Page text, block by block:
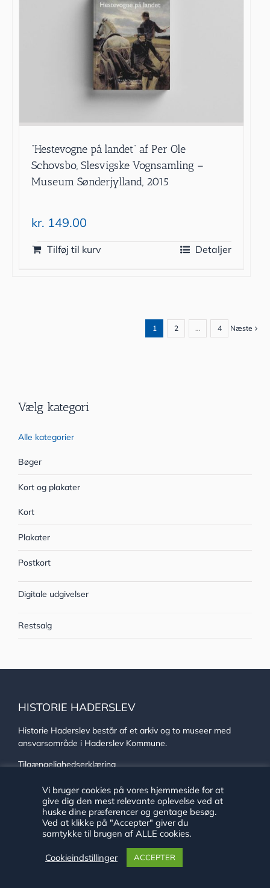
”Hestevogne på landet” af Per Ole
Schovsbo, Slesvigske Vognsamling –
Museum Sønderjylland, 2015
kr. 149.00
Tilføj til kurv Detaljer
1 2 … 4 Næste
Vælg kategori
Alle kategorier
Bøger
Kort og plakater
Kort
Plakater
Postkort
Digitale udgivelser
Restsalg
HISTORIE HADERSLEV
Historie Haderslev består af et arkiv og to museer med
ansvarsområde i Haderslev Kommune.
Tilgængelighedserklæring
ADRESSE
Historie Haderslev administration
DK-6100 Haderslev
Vi bruger cookies på vores hjemmeside for at
give dig den mest relevante oplevelse ved at
huske dine præferencer og gentage besøg.
Ved at klikke på "Accepter" giver du
samtykke til brugen af ALLE cookies.
Cookieindstillinger ACCEPTER